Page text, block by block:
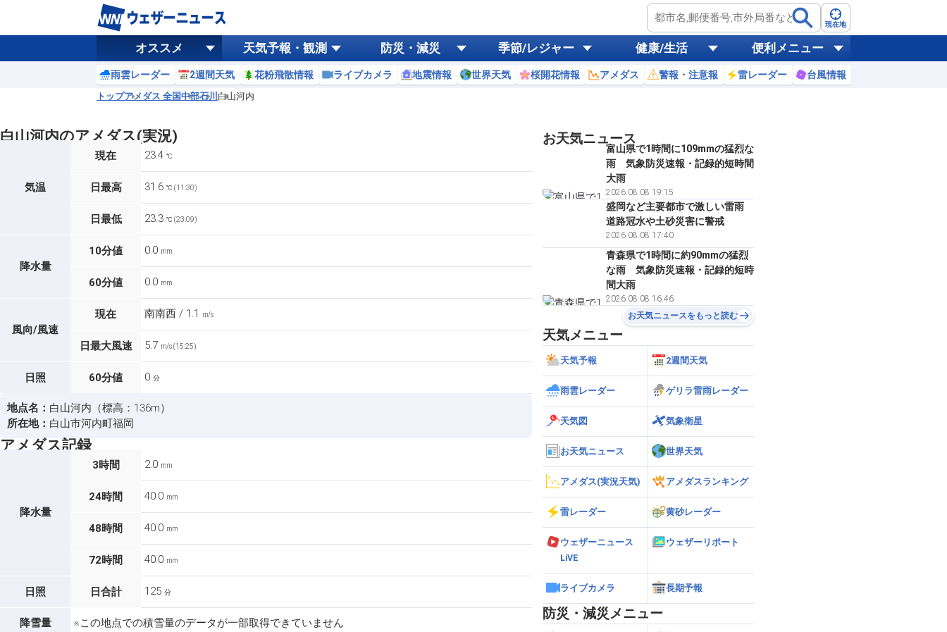
現在地
オススメ 天気予報・観測 防災・減災 季節/レジャー 健康/生活 便利メニュー
雨雲レーダー 2週間天気 花粉飛散情報 ライブカメラ 地震情報 世界天気 桜開花情報 アメダス 警報・注意報 雷レーダー 台風情報
トップアメダス 全国中部石川 白山河内
白山河内のアメダス(実況)
気温
現在 23.4 ℃
日最高 31.6 ℃ (11:30)
日最低 23.3 ℃ (23:09)
降水量
10分値 0.0 mm
60分値 0.0 mm
風向/風速
現在 南南西 / 1.1 m/s
日最大風速 5.7 m/s (15:25)
日照 60分値 0 分
地点名： 白山河内（標高：136m）
所在地： 白山市河内町福岡
アメダス記録
降水量
3時間 2.0 mm
24時間 40.0 mm
48時間 40.0 mm
72時間 40.0 mm
日照 日合計 125 分
降雪量 ※この地点での積雪量のデータが一部取得できていません
お天気ニュース
富山県で1時間に109mmの猛烈な
雨 気象防災速報・記録的短時間
大雨
2026.08.08 19:15
盛岡など主要都市で激しい雷雨
道路冠水や土砂災害に警戒
2026.08.08 17:40
青森県で1時間に約90mmの猛烈
な雨 気象防災速報・記録的短時
間大雨
2026.08.08 16:46
お天気ニュースをもっと読む
天気メニュー
天気予報 2週間天気
雨雲レーダー ゲリラ雷雨レーダー
天気図 気象衛星
お天気ニュース 世界天気
アメダス(実況天気) アメダスランキング
雷レーダー 黄砂レーダー
ウェザーニュース
LiVE
ウェザーリポート
ライブカメラ 長期予報
防災・減災メニュー